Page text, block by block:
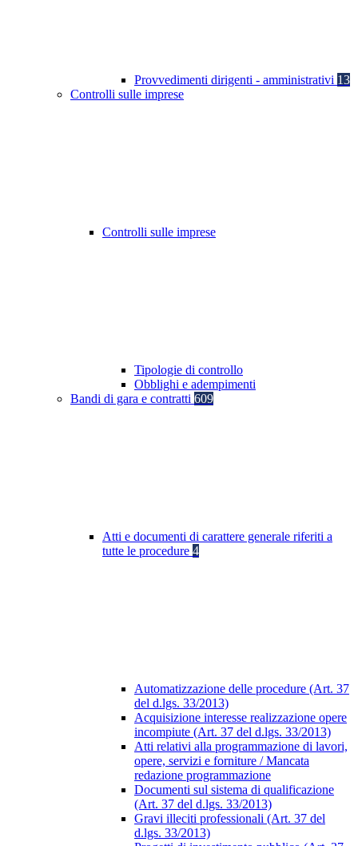
Provvedimenti dirigenti - amministrativi 13
Controlli sulle imprese
Controlli sulle imprese
Tipologie di controllo
Obblighi e adempimenti
Bandi di gara e contratti 609
Atti e documenti di carattere generale riferiti a
tutte le procedure 4
Automatizzazione delle procedure (Art. 37
del d.lgs. 33/2013)
Acquisizione interesse realizzazione opere
incompiute (Art. 37 del d.lgs. 33/2013)
Atti relativi alla programmazione di lavori,
opere, servizi e forniture / Mancata
redazione programmazione
Documenti sul sistema di qualificazione
(Art. 37 del d.lgs. 33/2013)
Gravi illeciti professionali (Art. 37 del
d.lgs. 33/2013)